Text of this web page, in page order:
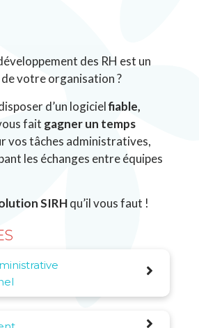
des RH est un
votre organisation ?
d’un logicielfiable,
fait gagner un temps
vos tâches administratives,
les échanges entre équipes
SIRHqu’il vous faut !